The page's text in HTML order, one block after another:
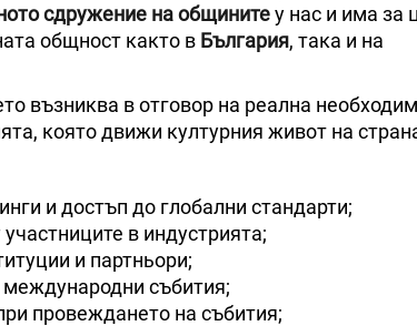
сдружение на общинитеу нас и има за
общност както в България, така и на
възниква в отговор на реална
която движи културния живот на
и достъп до глобални стандарти;
в индустрията;
и партньори;
международни събития;
провеждането на събития;